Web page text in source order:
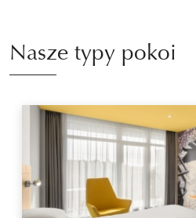
Nasze typy pokoi